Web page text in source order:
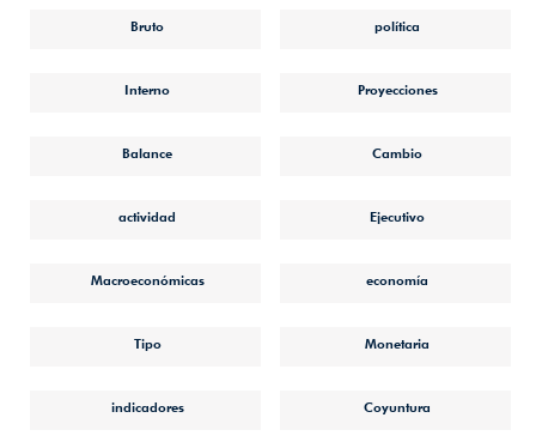
Bruto política
Interno Proyecciones
Balance Cambio
actividad Ejecutivo
Macroeconómicas economía
Tipo Monetaria
indicadores Coyuntura